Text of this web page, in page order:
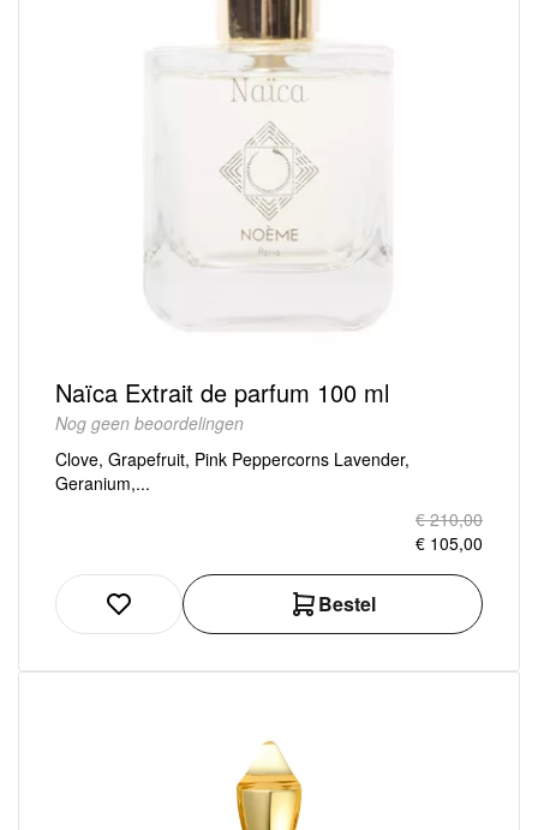
Naïca Extrait de parfum 100 ml
Nog geen beoordelingen
Clove, Grapefruit, Pink Peppercorns Lavender,
Geranium,...
€ 210,00
€ 105,00
Bestel